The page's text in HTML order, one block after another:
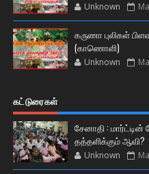
Unknown
கருணா புலிகள்
(காணொளி)
Unknown
கட்டுரைகள்
சேனாதி :
தத்தளிக்கும் ஆவி?
Unknown